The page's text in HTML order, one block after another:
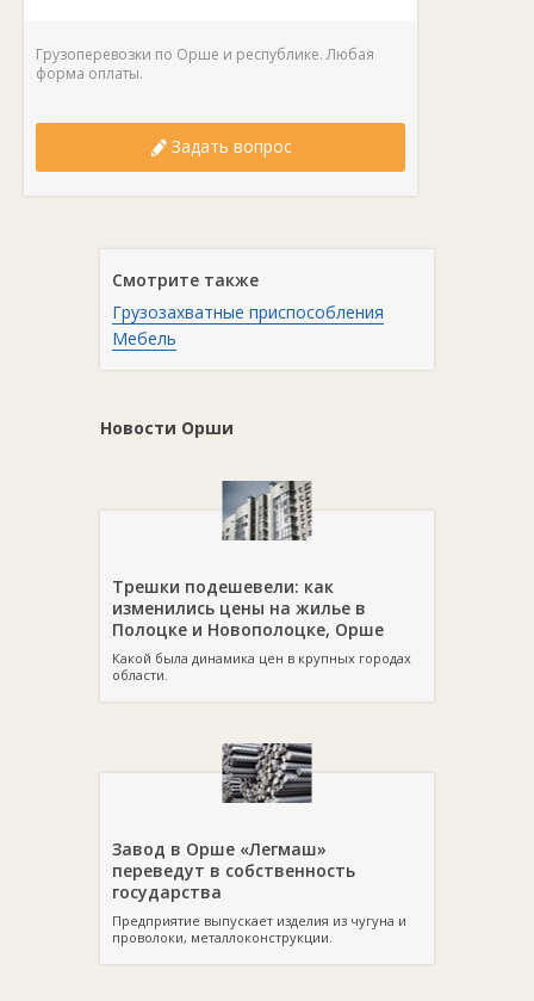
Грузоперевозки по Орше и республике. Любая
форма оплаты.
Задать вопрос
Смотрите также
Грузозахватные приспособления
Мебель
Новости Орши
Трешки подешевели: как
изменились цены на жилье в
Полоцке и Новополоцке, Орше
Какой была динамика цен в крупных городах
области.
Завод в Орше «Легмаш»
переведут в собственность
государства
Предприятие выпускает изделия из чугуна и
проволоки, металлоконструкции.